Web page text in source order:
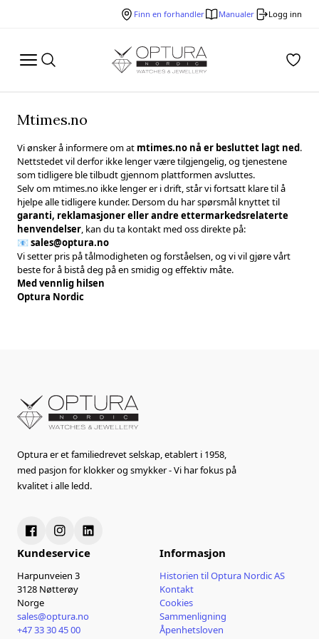
Finn en forhandler Manualer Logg inn
Mtimes.no
Vi ønsker å informere om at mtimes.no nå er besluttet lagt ned.
Nettstedet vil derfor ikke lenger være tilgjengelig, og tjenestene
som tidligere ble tilbudt gjennom plattformen avsluttes.
Selv om mtimes.no ikke lenger er i drift, står vi fortsatt klare til å
hjelpe alle tidligere kunder. Dersom du har spørsmål knyttet til
garanti, reklamasjoner eller andre ettermarkedsrelaterte
henvendelser, kan du ta kontakt med oss direkte på:
📧sales@optura.no
Vi setter pris på tålmodigheten og forståelsen, og vi vil gjøre vårt
beste for å bistå deg på en smidig og effektiv måte.
Med vennlig hilsen
Optura Nordic
Optura er et familiedrevet selskap, etablert i 1958,
med pasjon for klokker og smykker - Vi har fokus på
kvalitet i alle ledd.
Kundeservice
Harpunveien 3
3128 Nøtterøy
Norge
sales@optura.no
+47 33 30 45 00
Informasjon
Historien til Optura Nordic AS
Kontakt
Cookies
Sammenligning
Åpenhetsloven